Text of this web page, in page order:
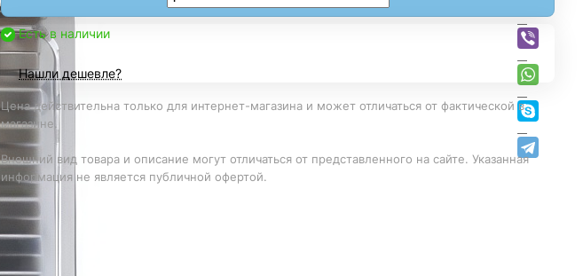
Есть в наличии
Нашли дешевле?
Цена действительна только для интернет-магазина и может отличаться от фактической в
магазине.
Внешний вид товара и описание могут отличаться от представленного на сайте. Указанная
информация не является публичной офертой.